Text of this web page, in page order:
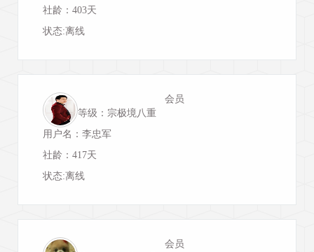
社龄：403天
状态:离线
会员
等级：宗极境八重
用户名：李忠军
社龄：417天
状态:离线
会员